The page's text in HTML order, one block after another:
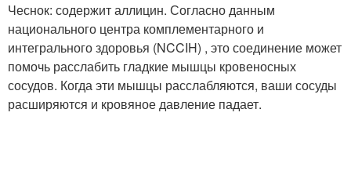
Чеснок: содержит аллицин. Согласно данным
национального центра комплементарного и
интегрального здоровья (NCCIH) , это соединение может
помочь расслабить гладкие мышцы кровеносных
сосудов. Когда эти мышцы расслабляются, ваши сосуды
расширяются и кровяное давление падает.